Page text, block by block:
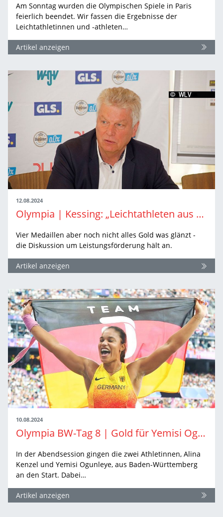
Am Sonntag wurden die Olympischen Spiele in Paris
feierlich beendet. Wir fassen die Ergebnisse der
Leichtathletinnen und -athleten…
Artikel anzeigen
12.08.2024
Olympia | Kessing: „Leichtathleten aus der Talsohle heraus“
Vier Medaillen aber noch nicht alles Gold was glänzt -
die Diskussion um Leistungsförderung hält an.
Artikel anzeigen
10.08.2024
Olympia BW-Tag 8 | Gold für Yemisi Ogunleye
In der Abendsession gingen die zwei Athletinnen, Alina
Kenzel und Yemisi Ogunleye, aus Baden-Württemberg
an den Start. Dabei…
Artikel anzeigen